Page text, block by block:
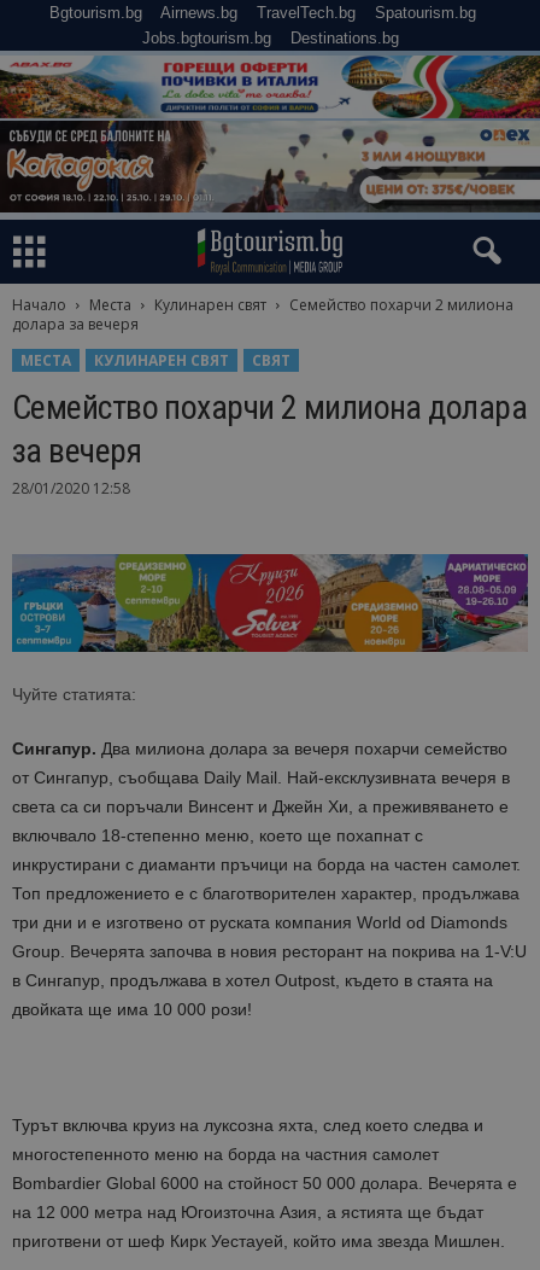
Bgtourism.bg Airnews.bg TravelTech.bg
Spatourism.bg
Jobs.bgtourism.bg
Destinations.bg
Начало Места Кулинарен свят
Семейство похарчи 2 милиона
долара за вечеря
МЕСТА
КУЛИНАРЕН СВЯТ СВЯТ
Семейство похарчи 2 милиона долара
за вечеря
28/01/2020 12:58
Чуйте статията:
Сингапур. Два милиона долара за вечеря похарчи семейство
от Сингапур, съобщава Daily Mail. Най-ексклузивната вечеря в
света са си поръчали Винсент и Джейн Хи, а преживяването е
включвало 18-степенно меню, което ще похапнат с
инкрустирани с диаманти пръчици на борда на частен самолет.
Топ предложението e с благотворителен характер, продължава
три дни и е изготвено от руската компания World od Diamonds
Group. Вечерята започва в новия ресторант на покрива на 1-V:U
в Сингапур, продължава в хотел Outpost, където в стаята на
двойката ще има 10 000 рози!
Турът включва круиз на луксозна яхта, след което следва и
многостепенното меню на борда на частния самолет
Bombardier Global 6000 на стойност 50 000 долара. Вечерята е
на 12 000 метра над Югоизточна Азия, а ястията ще бъдат
приготвени от шеф Кирк Уестауей, който има звезда Мишлен.